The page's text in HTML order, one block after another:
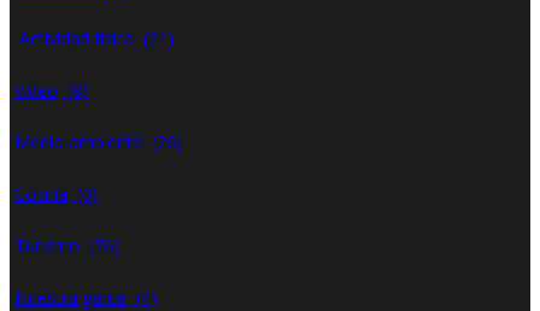
Actividad física (21)
Video (8)
Medio ambiente (26)
Cocina (0)
Turismo (76)
Nuestra gente (4)